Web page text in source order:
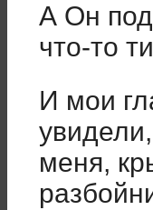
А Он
что-то
И мои
меня,